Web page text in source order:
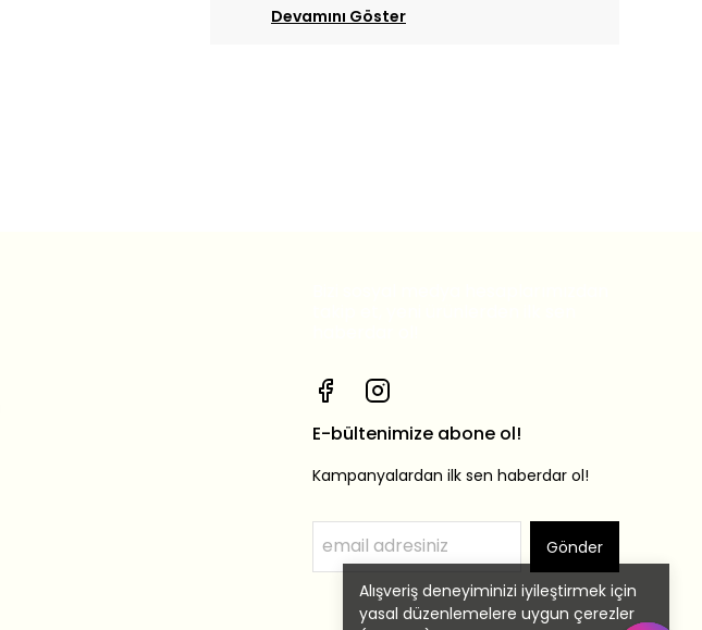
Alışveriş deneyiminizi iyileştirmek için
yasal düzenlemelere uygun çerezler
Devamını Göster
E-bültenimize abone ol!
Kampanyalardan ilk sen haberdar ol!
Gönder